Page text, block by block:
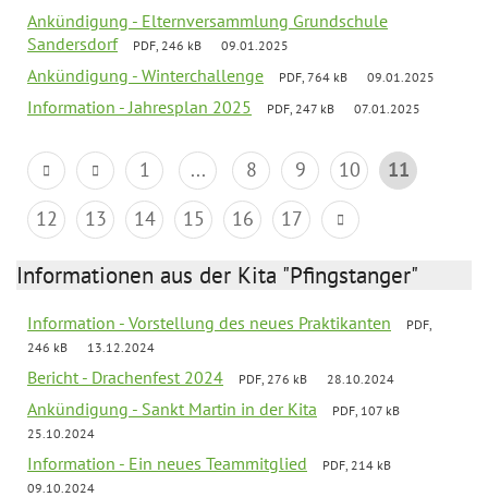
Ankündigung - Elternversammlung Grundschule
Sandersdorf
PDF, 246 kB 09.01.2025
Ankündigung - Winterchallenge PDF, 764 kB 09.01.2025
Information - Jahresplan 2025 PDF, 247 kB 07.01.2025
1 ... 8 9 10
11
12
13 14 15 16 17
Informationen aus der Kita "Pfingstanger"
Information - Vorstellung des neues Praktikanten
PDF,
246 kB
13.12.2024
Bericht - Drachenfest 2024 PDF, 276 kB 28.10.2024
Ankündigung - Sankt Martin in der Kita
PDF, 107 kB
25.10.2024
Information - Ein neues Teammitglied
PDF, 214 kB
09.10.2024